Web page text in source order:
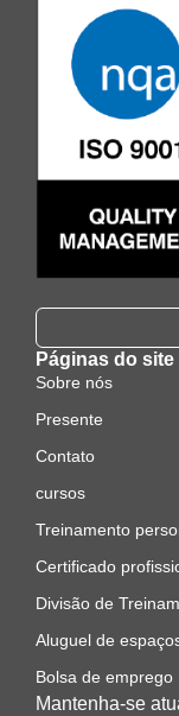
Páginas do site
Sobre nós
Presente
Contato
cursos
Treinamento
Certificado
Divisão de
Aluguel de
Bolsa de emprego
Mantenha-se